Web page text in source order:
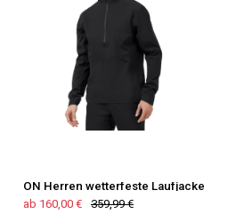
ON Herren wetterfeste Laufjacke
ab 160,00 €
359,99 €